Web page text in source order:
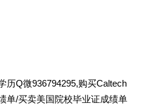
历Q微936794295,购买Caltech
单/买卖美国院校毕业证成绩单